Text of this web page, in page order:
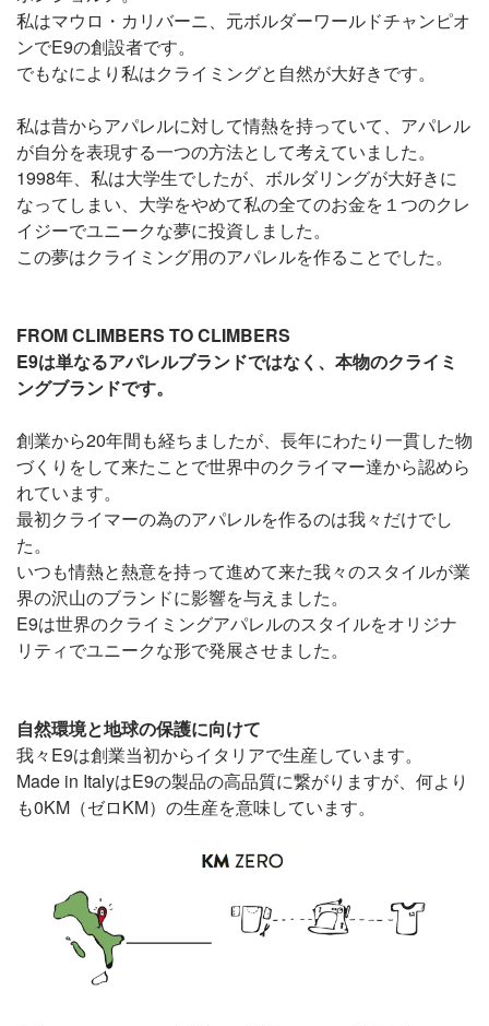
私はマウロ・カリバーニ、元ボルダーワールドチャンピオ
ンでE9の創設者です。
でもなにより私はクライミングと自然が大好きです。
私は昔からアパレルに対して情熱を持っていて、アパレル
が自分を表現する一つの方法として考えていました。
1998年、私は大学生でしたが、ボルダリングが大好きに
なってしまい、大学をやめて私の全てのお金を１つのクレ
イジーでユニークな夢に投資しました。
この夢はクライミング用のアパレルを作ることでした。
FROM CLIMBERS TO CLIMBERS
E9は単なるアパレルブランドではなく、本物のクライミ
ングブランドです。
創業から20年間も経ちましたが、長年にわたり一貫した物
づくりをして来たことで世界中のクライマー達から認めら
れています。
最初クライマーの為のアパレルを作るのは我々だけでし
た。
いつも情熱と熱意を持って進めて来た我々のスタイルが業
界の沢山のブランドに影響を与えました。
E9は世界のクライミングアパレルのスタイルをオリジナ
リティでユニークな形で発展させました。
自然環境と地球の保護に向けて
我々E9は創業当初からイタリアで生産しています。
Made in ItalyはE9の製品の高品質に繋がりますが、何より
も0KM（ゼロKM）の生産を意味しています。